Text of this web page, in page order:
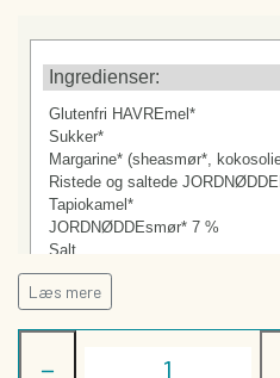
GAVEKORT
Ingredienser:
Glutenfri HAVREmel*
Sukker*
Margarine* (sheasmør*,
Ristede og saltede
Tapiokamel*
JORDNØDDEsmør* 7 %
Salt
Hævemiddel* (hjortetaksalt*)
Læs mere
−